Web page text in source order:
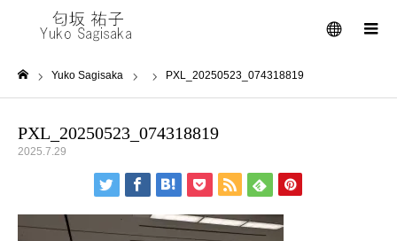
メニュー
Yuko Sagisaka PXL_20250523_074318819
PXL_20250523_074318819
2025.7.29